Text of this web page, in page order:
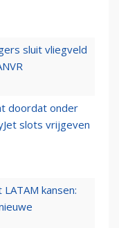
sluit vliegveld
doordat onder
slots vrijgeven
kansen: